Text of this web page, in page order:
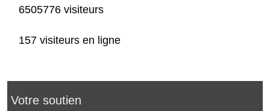
6505776 visiteurs
157 visiteurs en ligne
Votre soutien